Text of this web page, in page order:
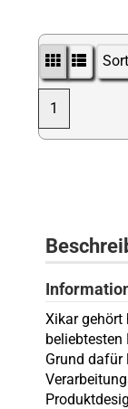
1
Xikar gehört
beliebtesten
Grund dafür